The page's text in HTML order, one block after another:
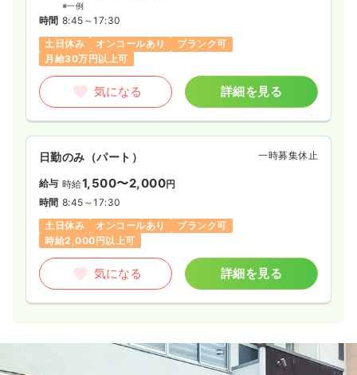
※一例
時間 8:45～17:30
土日休み
オンコールあり
ブランク可
月給30万円以上可
気になる 詳細を見る
日勤のみ（パート） 一時募集休止
給与 時給1,500〜2,000円
時間 8:45～17:30
土日休み
オンコールあり
ブランク可
時給2,000円以上可
気になる 詳細を見る